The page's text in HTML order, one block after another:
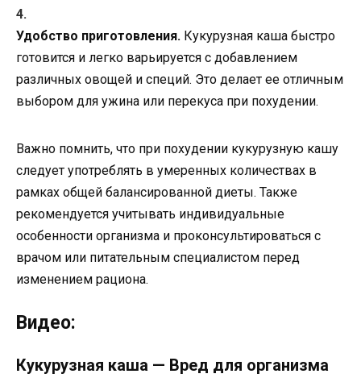
Удобство приготовления. Кукурузная каша быстро
готовится и легко варьируется с добавлением
различных овощей и специй. Это делает ее отличным
выбором для ужина или перекуса при похудении.
Важно помнить, что при похудении кукурузную кашу
следует употреблять в умеренных количествах в
рамках общей балансированной диеты. Также
рекомендуется учитывать индивидуальные
особенности организма и проконсультироваться с
врачом или питательным специалистом перед
изменением рациона.
Видео:
Кукурузная каша — Вред для организма